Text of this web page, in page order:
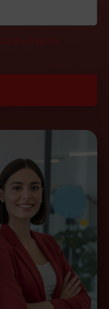
adatvédelmi